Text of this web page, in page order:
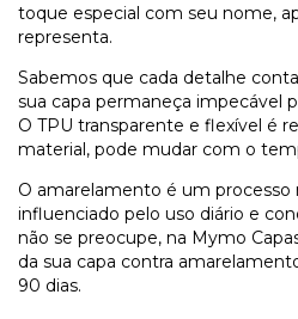
toque especial com seu nome,
representa.
Sabemos que cada detalhe
sua capa permaneça impecável
O TPU transparente e flexível é
material, pode mudar com o
O amarelamento é um processo
influenciado pelo uso diário e
não se preocupe, na Mymo
da sua capa contra
90 dias.